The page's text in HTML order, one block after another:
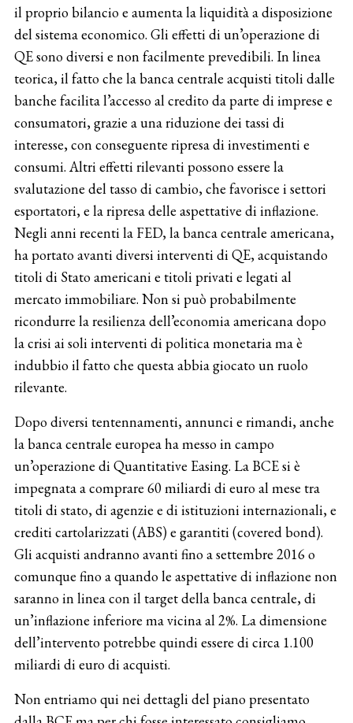
il proprio bilancio e aumenta la liquidità a disposizione
del sistema economico. Gli effetti di un’operazione di
QE sono diversi e non facilmente prevedibili. In linea
teorica, il fatto che la banca centrale acquisti titoli dalle
banche facilita l’accesso al credito da parte di imprese e
consumatori, grazie a una riduzione dei tassi di
interesse, con conseguente ripresa di investimenti e
consumi. Altri effetti rilevanti possono essere la
svalutazione del tasso di cambio, che favorisce i settori
esportatori, e la ripresa delle aspettative di inflazione.
Negli anni recenti la FED, la banca centrale americana,
ha portato avanti diversi interventi di QE, acquistando
titoli di Stato americani e titoli privati e legati al
mercato immobiliare. Non si può probabilmente
ricondurre la resilienza dell’economia americana dopo
la crisi ai soli interventi di politica monetaria ma è
indubbio il fatto che questa abbia giocato un ruolo
rilevante.
Dopo diversi tentennamenti, annunci e rimandi, anche
la banca centrale europea ha messo in campo
un’operazione di Quantitative Easing. La BCE si è
impegnata a comprare 60 miliardi di euro al mese tra
titoli di stato, di agenzie e di istituzioni internazionali, e
crediti cartolarizzati (ABS) e garantiti (covered bond).
Gli acquisti andranno avanti fino a settembre 2016 o
comunque fino a quando le aspettative di inflazione non
saranno in linea con il target della banca centrale, di
un’inflazione inferiore ma vicina al 2%. La dimensione
dell’intervento potrebbe quindi essere di circa 1.100
miliardi di euro di acquisti.
Non entriamo qui nei dettagli del piano presentato